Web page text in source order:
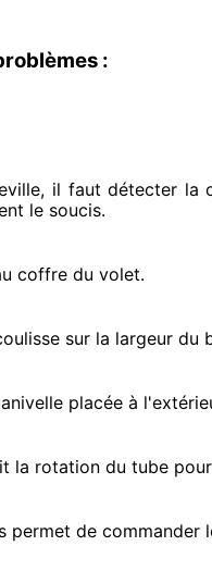
:
il faut détecter la
le soucis.
coffre du volet.
sur la largeur du
placée à
la rotation du tube
permet de commander